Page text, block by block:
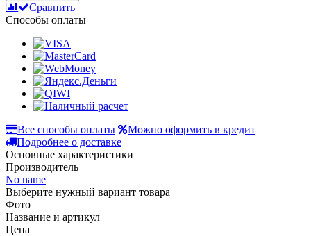
Сравнить
Способы оплаты
Все способы оплаты
Можно оформить в кредит
Подробнее о доставке
Основные характеристики
Производитель
No name
Выберите нужный вариант товара
Фото
Название и артикул
Цена